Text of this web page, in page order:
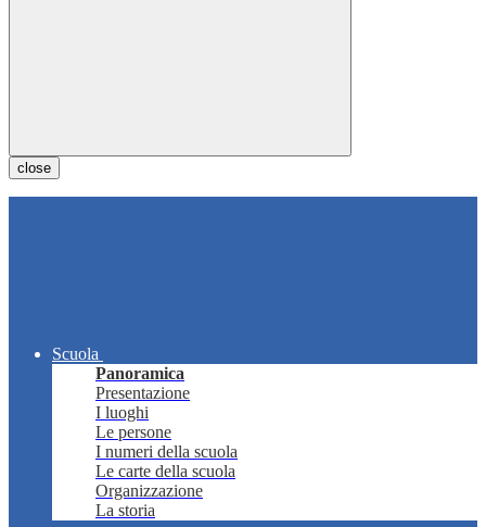
close
Scuola
Panoramica
Presentazione
I luoghi
Le persone
I numeri della scuola
Le carte della scuola
Organizzazione
La storia